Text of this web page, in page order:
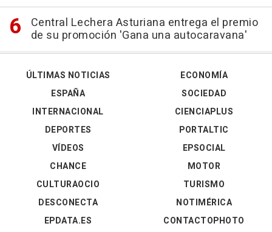
Central Lechera Asturiana entrega el premio
de su promoción 'Gana una autocaravana'
ÚLTIMAS NOTICIAS
ESPAÑA
INTERNACIONAL
DEPORTES
VÍDEOS
ECONOMÍA
SOCIEDAD
CIENCIAPLUS
PORTALTIC
EPSOCIAL
CHANCE
CULTURAOCIO
DESCONECTA
EPDATA.ES
MOTOR
TURISMO
NOTIMÉRICA
CONTACTOPHOTO